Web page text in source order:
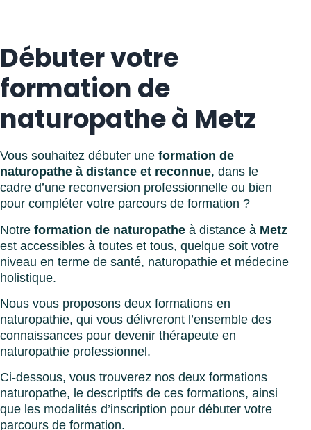
Débuter votre
formation de
naturopathe à Metz
Vous souhaitez débuter une formation de
naturopathe à distance et reconnue, dans le
cadre d’une reconversion professionnelle ou bien
pour compléter votre parcours de formation ?
Notre formation de naturopathe à distance à Metz
est accessibles à toutes et tous, quelque soit votre
niveau en terme de santé, naturopathie et médecine
holistique.
Nous vous proposons deux formations en
naturopathie, qui vous délivreront l’ensemble des
connaissances pour devenir thérapeute en
naturopathie professionnel.
Ci-dessous, vous trouverez nos deux formations
naturopathe, le descriptifs de ces formations, ainsi
que les modalités d’inscription pour débuter votre
parcours de formation.